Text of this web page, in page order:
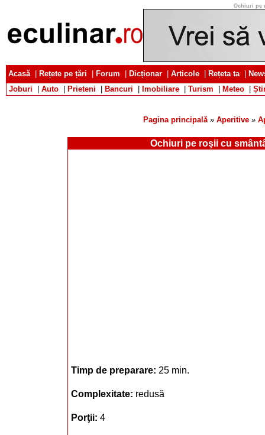
Ochiuri pe
Acasă| Rețete pe țări Forum Dicționar Articole Rețeta ta|
Joburi
Auto Prieteni Bancuri Imobiliare Turism Meteo
Pagina principală» Aperitive »
Ochiuri pe roşii cu
Timp de preparare: 25 min.
Complexitate: redusă
Porţii: 4